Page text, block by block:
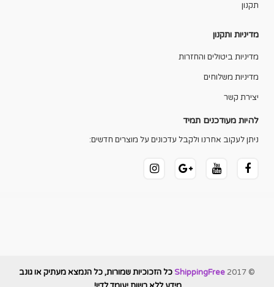
תקנון
מדיניות ותקנון
מדיניות ביטולים והחזרות
מדיניות משלוחים
יצירת קשר
להיות מעודכנים תמיד
ניתן לעקוב אחרנו ולקבל עדכונים על מוצרים חדשים:
© 2017
ShippingFreeכל הזכוכיות שמורות, כל הנמצא מעתיק או גונב